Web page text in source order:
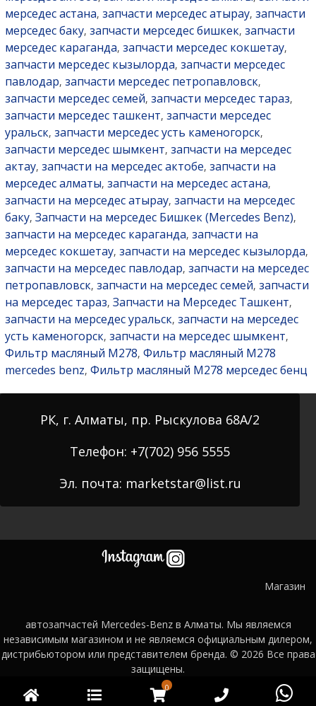
мерседес астана, запчасти мерседес атырау, запчасти
мерседес баку, запчасти мерседес бишкек, запчасти
мерседес караганда, запчасти мерседес кокшетау,
запчасти мерседес кызылорда, запчасти мерседес
павлодар, запчасти мерседес петропавловск,
запчасти мерседес семей, запчасти мерседес тараз,
запчасти мерседес ташкент, запчасти мерседес
уральск, запчасти мерседес усть каменогорск,
запчасти мерседес шымкент, запчасти на мерседес
актау, запчасти на мерседес актобе, запчасти на
мерседес алматы, запчасти на мерседес астана,
запчасти на мерседес атырау, запчасти на мерседес
баку, Запчасти на мерседес Бишкек (Mercedes Benz),
запчасти на мерседес караганда, запчасти на
мерседес кокшетау, запчасти на мерседес кызылорда,
запчасти на мерседес павлодар, запчасти на мерседес
петропавловск, запчасти на мерседес семей, запчасти
на мерседес тараз, Запчасти на Мерседес Ташкент,
запчасти на мерседес уральск, запчасти на мерседес
усть каменогорск, запчасти на мерседес шымкент,
Фильтр масляный M278, Фильтр масляный M278
mercedes benz, Фильтр масляный M278 мерседес бенц
РК, г. Алматы, пр. Рыскулова 68А/2
Телефон: +7(702) 956 5555
Эл. почта: marketstar@list.ru
Магазин
автозапчастей Mercedes-Benz в Алматы. Мы являемся
независимым магазином и не являемся официальным дилером,
дистрибьютором или представителем бренда. © 2026 Все права
защищены.
Главная Категории
0WooCommerce